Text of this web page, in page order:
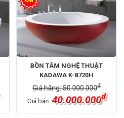
BỒN TẮM NGHỆ THUẬT
KADAWA K-8720H
Giá hãng: 50.000.000đ
Giá bán: 40.000.000đ